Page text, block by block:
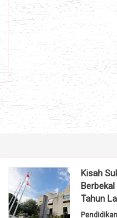
Kisah
Tahun
Pendidikan